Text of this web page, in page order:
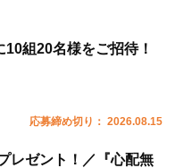
組20名様をご招待！
応募締め切り： 2026.08.15
レゼント！／『心配無